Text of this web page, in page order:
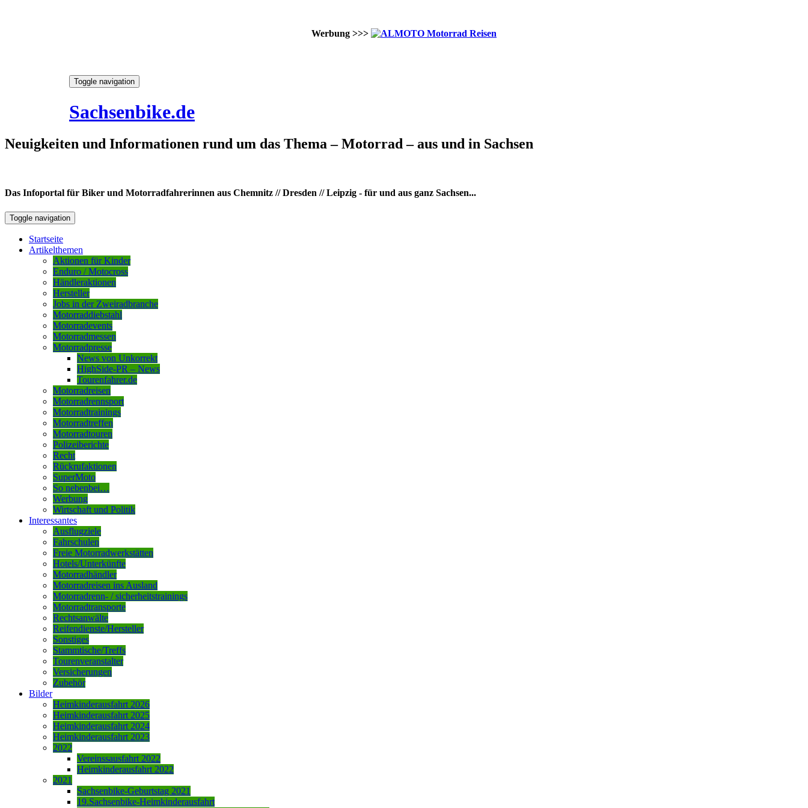
Werbung >>>
Toggle navigation
Sachsenbike.de
Neuigkeiten und Informationen rund um das Thema – Motorrad – aus und in Sachsen
Das Infoportal für Biker und Motorradfahrerinnen aus Chemnitz // Dresden // Leipzig - für und aus ganz Sachsen...
Toggle navigation
Startseite
Artikelthemen
Aktionen für Kinder
Enduro / Motocross
Händleraktionen
Hersteller
Jobs in der Zweiradbranche
Motorraddiebstahl
Motorradevents
Motorradmessen
Motorradpresse
News von Unkorrekt
HighSide-PR – News
Tourenfahrer.de
Motorradreisen
Motorradrennsport
Motorradtrainings
Motorradtreffen
Motorradtouren
Polizeiberichte
Recht
Rückrufaktionen
SuperMoto
So nebenbei…
Werbung
Wirtschaft und Politik
Interessantes
Ausflugziele
Fahrschulen
Freie Motorradwerkstätten
Hotels/Unterkünfte
Motorradhändler
Motorradreisen ins Ausland
Motorradrenn- / sicherheitstrainings
Motorradtransporte
Rechtsanwälte
Reifendienste/Hersteller
Sonstiges
Stammtische/Treffs
Tourenveranstalter
Versicherungen
Zubehör
Bilder
Heimkinderausfahrt 2026
Heimkinderausfahrt 2025
Heimkinderausfahrt 2024
Heimkinderausfahrt 2023
2022
Vereinssausfahrt 2022
Heimkinderausfahrt 2022
2021
Sachsenbike-Geburtstag 2021
19.Sachsenbike-Heimkinderausfahrt